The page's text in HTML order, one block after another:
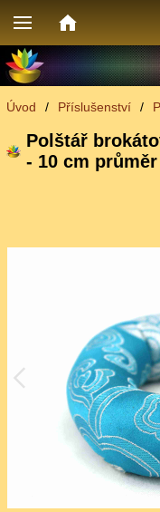
Úvod / Příslušenství /
Polštář
- 10 cm průměr